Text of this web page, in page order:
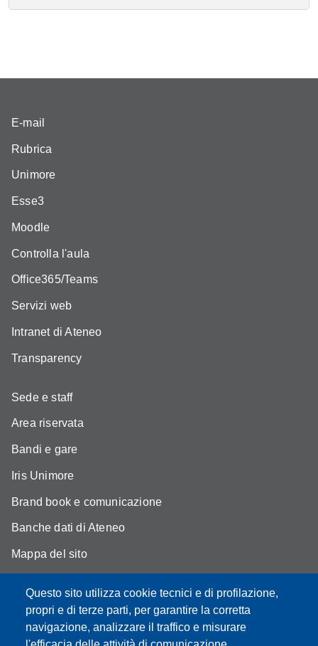
Questo sito utilizza cookie tecnici e di profilazione,
propri e di terze parti, per garantire la corretta
navigazione, analizzare il traffico e misurare
E-mail
Rubrica
Unimore
Esse3
Moodle
Controlla l'aula
Office365/Teams
Servizi web
Intranet di Ateneo
Transparency
Sede e staff
Area riservata
Bandi e gare
Iris Unimore
Brand book e comunicazione
Banche dati di Ateneo
Mappa del sito
Accessibility
Privacy e Cookie policy